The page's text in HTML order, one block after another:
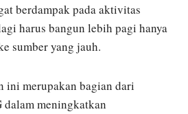
berdampak pada aktivitas
harus bangun lebih pagi hanya
sumber yang jauh.
ini merupakan bagian dari
meningkatkan